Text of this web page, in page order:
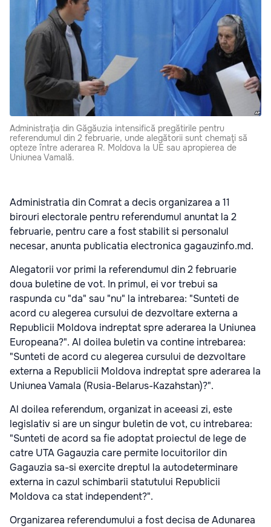
Administraţia din Găgăuzia intensifică pregătirile pentru
referendumul din 2 februarie, unde alegătorii sunt chemaţi să
opteze între aderarea R. Moldova la UE sau apropierea de
Uniunea Vamală.
Administratia din Comrat a decis organizarea a 11
birouri electorale pentru referendumul anuntat la 2
februarie, pentru care a fost stabilit si personalul
necesar, anunta publicatia electronica gagauzinfo.md.
Alegatorii vor primi la referendumul din 2 februarie
doua buletine de vot. In primul, ei vor trebui sa
raspunda cu "da" sau "nu" la intrebarea: "Sunteti de
acord cu alegerea cursului de dezvoltare externa a
Republicii Moldova indreptat spre aderarea la Uniunea
Europeana?". Al doilea buletin va contine intrebarea:
"Sunteti de acord cu alegerea cursului de dezvoltare
externa a Republicii Moldova indreptat spre aderarea la
Uniunea Vamala (Rusia-Belarus-Kazahstan)?".
Al doilea referendum, organizat in aceeasi zi, este
legislativ si are un singur buletin de vot, cu intrebarea:
"Sunteti de acord sa fie adoptat proiectul de lege de
catre UTA Gagauzia care permite locuitorilor din
Gagauzia sa-si exercite dreptul la autodeterminare
externa in cazul schimbarii statutului Republicii
Moldova ca stat independent?".
Organizarea referendumului a fost decisa de Adunarea